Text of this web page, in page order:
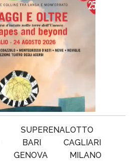
SUPERENALOTTO
BARI
CAGLIARI
GENOVA
MILANO